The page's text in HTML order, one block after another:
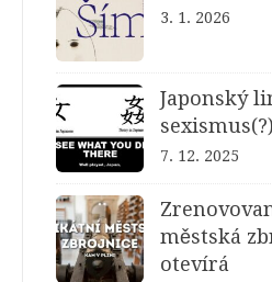
3. 1. 2026
Japonský
sexismus(?)
7. 12. 2025
městská
otevírá